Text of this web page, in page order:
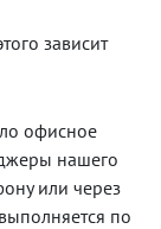
зависит
офисное
нашего
или через
по